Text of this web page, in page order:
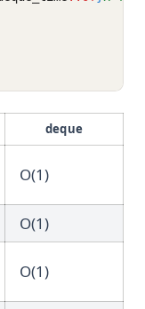
deque
O(1)
O(1)
O(1)